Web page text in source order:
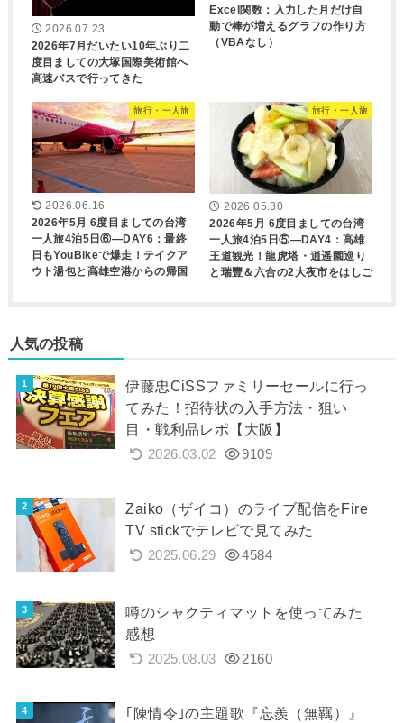
2026.07.23
2026年7月だいたい10年ぶり二
度目ましての大塚国際美術館へ
高速バスで行ってきた
Excel関数：入力した月だけ自
動で棒が増えるグラフの作り方
（VBAなし）
旅行・一人旅
2026.06.16
2026年5月 6度目ましての台湾
一人旅4泊5日⑥―DAY6：最終
日もYouBikeで爆走！テイクア
ウト湯包と高雄空港からの帰国
旅行・一人旅
2026.05.30
2026年5月 6度目ましての台湾
一人旅4泊5日⑤―DAY4：高雄
王道観光！龍虎塔・逍遥園巡り
と瑞豐＆六合の2大夜市をはしご
人気の投稿
伊藤忠CiSSファミリーセールに行っ
てみた！招待状の入手方法・狙い
目・戦利品レポ【大阪】
2026.03.02 9109
Zaiko（ザイコ）のライブ配信をFire
TV stickでテレビで見てみた
2025.06.29 4584
噂のシャクティマットを使ってみた
感想
2025.08.03 2160
｢陳情令｣の主題歌『忘羨（無羈）』